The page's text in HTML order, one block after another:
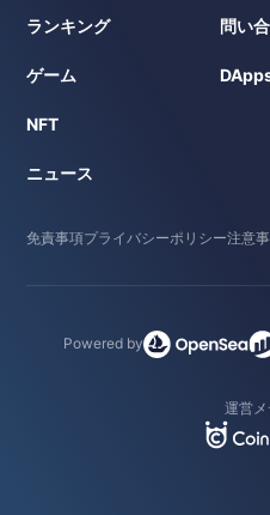
ランキング
ゲーム
NFT
ニュース
問い
免責事項プライバシーポリシー注意
Powered by
運営